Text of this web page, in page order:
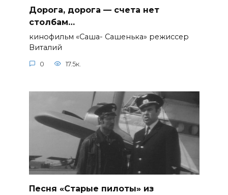
Дорога, дорога — счета нет
столбам…
кинофильм «Саша- Сашенька» режиссер
Виталий
0 17.5к.
Песня «Старые пилоты» из